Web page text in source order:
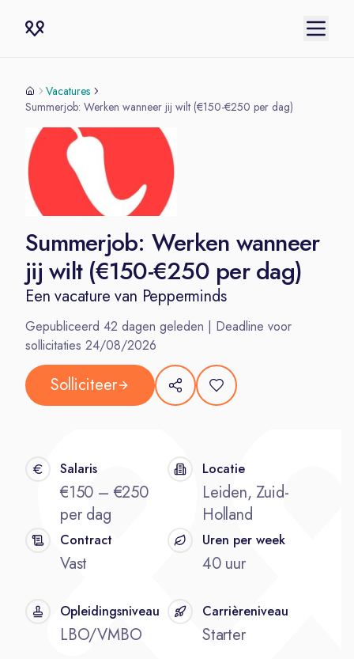
Vacatures
Summerjob: Werken wanneer jij wilt (€150-€250 per dag)
Summerjob: Werken wanneer
jij wilt (€150-€250 per dag)
Een vacature van Pepperminds
Gepubliceerd 42 dagen geleden | Deadline voor
sollicitaties 24/08/2026
Solliciteer
Salaris
€150 – €250
per dag
Locatie
Leiden, Zuid-
Holland
Contract
Vast
Uren per week
40 uur
Opleidingsniveau
LBO/VMBO
Carrièreniveau
Starter